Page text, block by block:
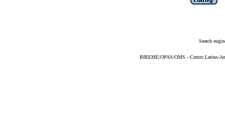
Search
BIREME/OPAS/OMS - Centro Latino-